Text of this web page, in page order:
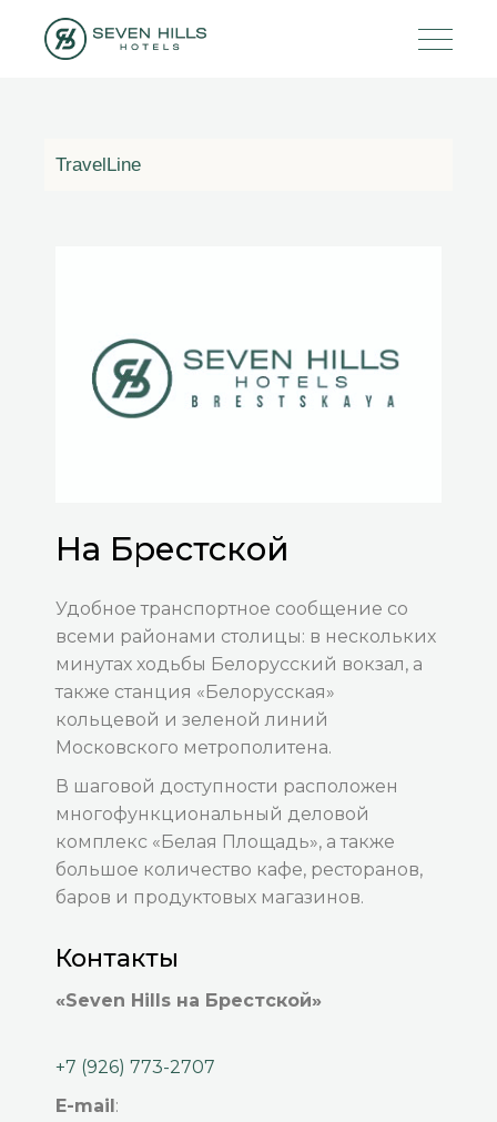
TravelLine
На Брестской
Удобное транспортное сообщение со
всеми районами столицы: в нескольких
минутах ходьбы Белорусский вокзал, а
также станция «Белорусская»
кольцевой и зеленой линий
Московского метрополитена.
В шаговой доступности расположен
многофункциональный деловой
комплекс «Белая Площадь», а также
большое количество кафе, ресторанов,
баров и продуктовых магазинов.
Контакты
«Seven Hills на Брестской»
+7 (926) 773-2707
E-mail :